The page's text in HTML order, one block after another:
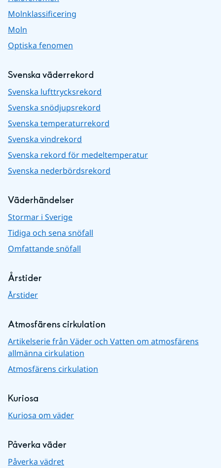
Molnklassificering
Moln
Optiska fenomen
Svenska väderrekord
Svenska lufttrycksrekord
Svenska snödjupsrekord
Svenska temperaturrekord
Svenska vindrekord
Svenska rekord för medeltemperatur
Svenska nederbördsrekord
Väderhändelser
Stormar i Sverige
Tidiga och sena snöfall
Omfattande snöfall
Årstider
Årstider
Atmosfärens cirkulation
Artikelserie från Väder och Vatten om atmosfärens
allmänna cirkulation
Atmosfärens cirkulation
Kuriosa
Kuriosa om väder
Påverka väder
Påverka vädret